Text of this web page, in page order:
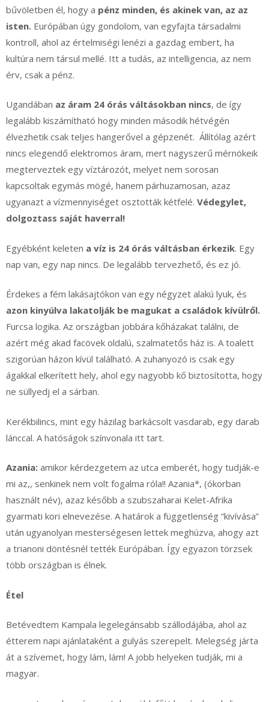
bűvöletben él, hogy a pénz minden, és akinek van, az az
isten. Európában úgy gondolom, van egyfajta társadalmi
kontroll, ahol az értelmiségi lenézi a gazdag embert, ha
kultúra nem társul mellé. Itt a tudás, az intelligencia, az nem
érv, csak a pénz.
Ugandában az áram 24 órás váltásokban nincs, de így
legalább kiszámítható hogy minden második hétvégén
élvezhetik csak teljes hangerővel a gépzenét. Állítólag azért
nincs elegendő elektromos áram, mert nagyszerű mérnökeik
megterveztek egy víztározót, melyet nem sorosan
kapcsoltak egymás mögé, hanem párhuzamosan, azaz
ugyanazt a vízmennyiséget osztották kétfelé. Védegylet,
dolgoztass saját haverral!
Egyébként keleten a víz is 24 órás váltásban érkezik. Egy
nap van, egy nap nincs. De legalább tervezhető, és ez jó.
Érdekes a fém lakásajtókon van egy négyzet alakú lyuk, és
azon kinyúlva lakatolják be magukat a családok kívülről.
Furcsa logika. Az országban jobbára kőházakat találni, de
azért még akad facövek oldalú, szalmatetős ház is. A toalett
szigorúan házon kívül található. A zuhanyozó is csak egy
ágakkal elkerített hely, ahol egy nagyobb kő biztosította, hogy
ne süllyedj el a sárban.
Kerékbilincs, mint egy házilag barkácsolt vasdarab, egy darab
lánccal. A hatóságok színvonala itt tart.
Azania: amikor kérdezgetem az utca emberét, hogy tudják-e
mi az,, senkinek nem volt fogalma róla!! Azania*, (ókorban
használt név), azaz később a szubszaharai Kelet-Afrika
gyarmati kori elnevezése. A határok a függetlenség “kivívása”
után ugyanolyan mesterségesen lettek meghúzva, ahogy azt
a trianoni döntésnél tették Európában. Így egyazon törzsek
több országban is élnek.
Étel
Betévedtem Kampala legelegánsabb szállodájába, ahol az
étterem napi ajánlataként a gulyás szerepelt. Melegség járta
át a szívemet, hogy lám, lám! A jobb helyeken tudják, mi a
magyar.